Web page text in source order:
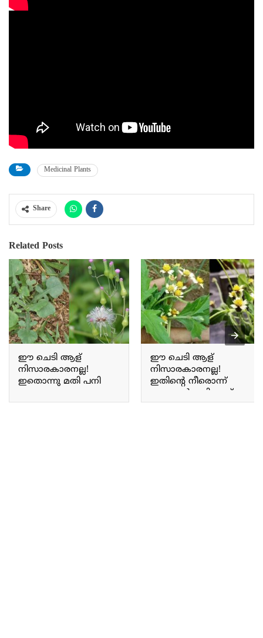
Medicinal Plants
Share
Related Posts
ഈ ചെടി ആള്
നിസാരകാരനല്ല!
ഇതൊന്നു മതി പനി
മൈഗ്രേൻ,
ഈ ചെടി ആള്
നിസാരകാരനല്ല!
ഇതിന്റെ നീരൊന്ന്
തൊട്ടാൽ മതി ഏത്
മുറിവും പൊള്ളലും